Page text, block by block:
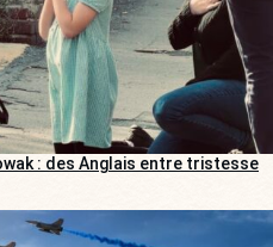
: des Anglais entre tristesse